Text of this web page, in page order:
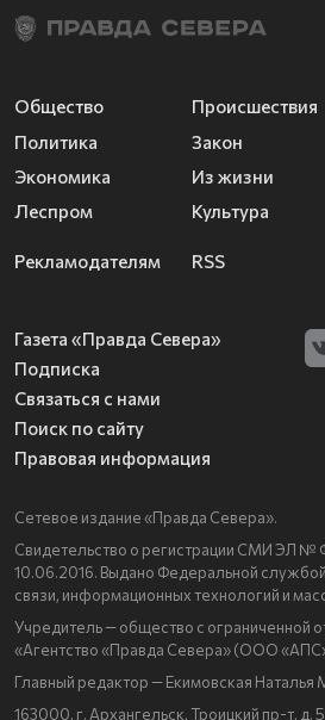
Общество
Политика
Экономика
Леспром
Происшествия
Закон
Из жизни
Культура
Рекламодателям RSS
Газета «Правда Севера»
Подписка
Связаться с нами
Поиск по сайту
Правовая информация
Сетевое издание «Правда Севера».
Свидетельство о регистрации СМИ ЭЛ №
10.06.2016. Выдано Федеральной
связи, информационных технологий и
Учредитель — общество с ограниченной
«Агентство «Правда Севера» (ООО
Главный редактор — Екимовская Наталья
163000, г. Архангельск, Троицкий пр-т, д.